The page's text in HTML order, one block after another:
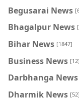
Begusarai News
Bhagalpur News
Bihar News [1847]
Business News [12]
Darbhanga News
Dharmik News [52]